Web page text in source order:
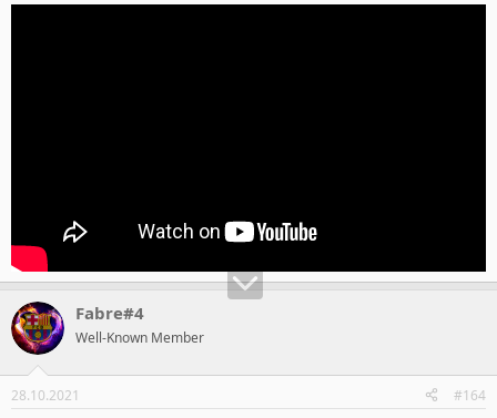
Fabre#4
Well-Known Member
28.10.2021 #164